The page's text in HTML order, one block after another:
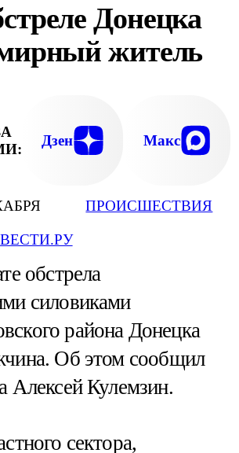
ПРОИСШЕСТВИЯ
Донецка
житель
Дзен Макс
обстрела
силовиками
района Донецка
Об этом сообщил
Алексей Кулемзин.
сектора,